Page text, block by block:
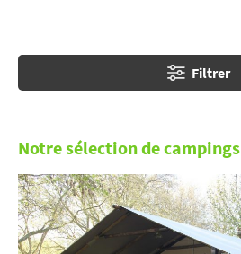
Filtrer
Notre sélection de campings